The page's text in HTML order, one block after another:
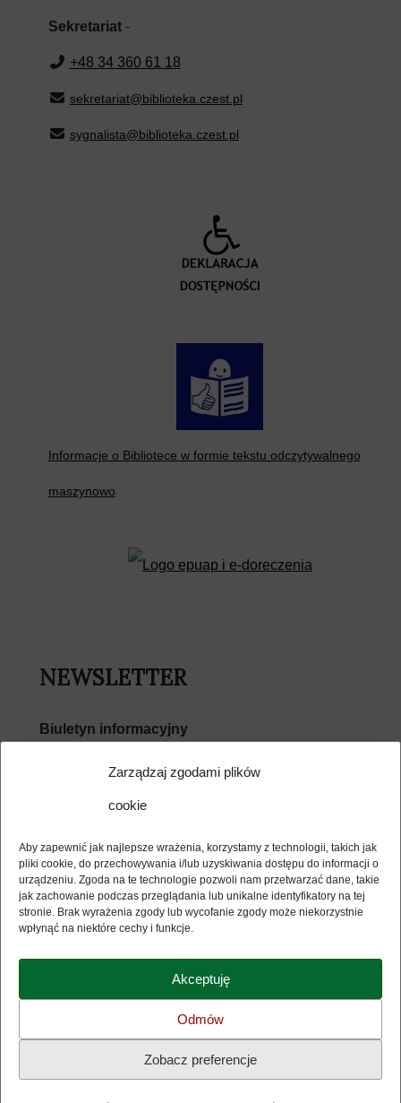
Zarządzaj zgodami plików
cookie
Aby zapewnić jak najlepsze wrażenia, korzystamy z technologii, takich jak
pliki cookie, do przechowywania i/lub uzyskiwania dostępu do informacji o
urządzeniu. Zgoda na te technologie pozwoli nam przetwarzać dane, takie
jak zachowanie podczas przeglądania lub unikalne identyfikatory na tej
stronie. Brak wyrażenia zgody lub wycofanie zgody może niekorzystnie
wpłynąć na niektóre cechy i funkcje.
Akceptuję
Odmów
Zobacz preferencje
Sekretariat-
+48 34 360 61 18
sekretariat@biblioteka.czest.pl
sygnalista@biblioteka.czest.pl
Informacje o Bibliotece w formie tekstu odczytywalnego
maszynowo
NEWSLETTER
Biuletyn informacyjny
osobowych w związku z usługą Newsletter i potwierdzam
zapoznanie się z jej regulaminem (dostępny poniżej) i polityką
bezpieczeństwa biblioteki (dostępna poniżej). Dokumenty
otwierają się w nowym oknie.
Polityka prywatności
Regulamin Newsletter